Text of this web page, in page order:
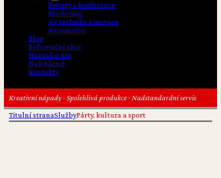
Eventy a konference
Marketing
AV technika a inovace
Automative
Blog
Referenční akce
Napsali o nás
Naši klienti
Kontakty
Kreativní nápady · Spolehlivá produkce · Nadstandardní servis
Titulní stranaSlužbyPárty, kultura a sport